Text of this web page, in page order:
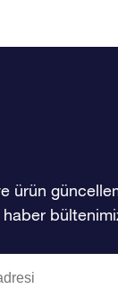
ürün
haber